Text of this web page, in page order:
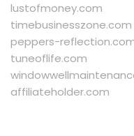
lustofmoney.com
timebusinesszone.com
peppers-
tuneoflife.com
affiliateholder.com